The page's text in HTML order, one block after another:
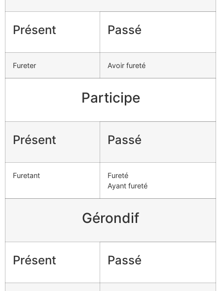
Présent Passé
Fureter Avoir fureté
Participe
Présent Passé
Furetant
Fureté
Ayant fureté
Gérondif
Présent Passé